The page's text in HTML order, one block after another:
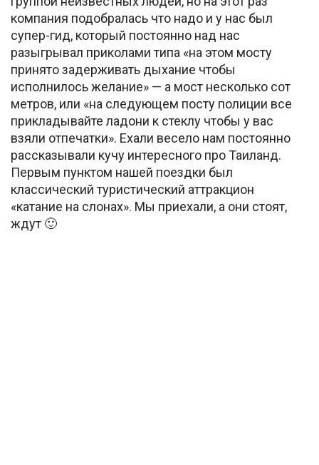
компания подобралась что надо и у нас был
супер-гид, который постоянно над нас
разыгрывал приколами типа «на этом мосту
принято задерживать дыхание чтобы
исполнилось желание» — а мост несколько сот
метров, или «на следующем посту полиции все
прикладывайте ладони к стеклу чтобы у вас
взяли отпечатки». Ехали весело нам постоянно
рассказывали кучу интересного про Таиланд.
Первым пунктом нашей поездки был
классический туристический аттракцион
«катание на слонах». Мы приехали, а они стоят,
ждут 🙂